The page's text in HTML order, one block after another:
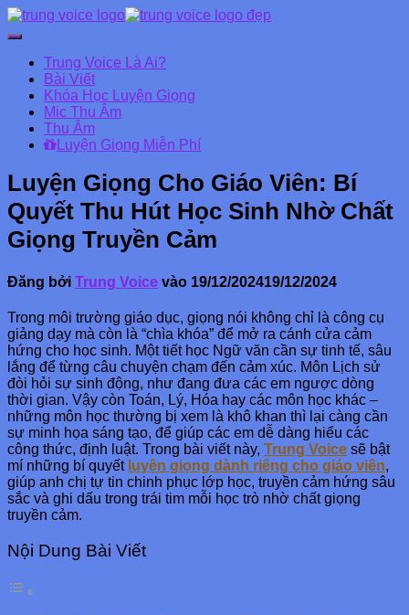
Chuyển
Danh
mục
chính
Trung Voice Là Ai?
Bài Viết
Khóa Học Luyện Giọng
Mic Thu Âm
Thu Âm
Luyện Giọng Miễn Phí
Luyện Giọng Cho Giáo Viên: Bí
Quyết Thu Hút Học Sinh Nhờ Chất
Giọng Truyền Cảm
Đăng bởi Trung Voice vào 19/12/202419/12/2024
Trong môi trường giáo dục, giọng nói không chỉ là công cụ
giảng dạy mà còn là “chìa khóa” để mở ra cánh cửa cảm
hứng cho học sinh. Một tiết học Ngữ văn cần sự tinh tế, sâu
lắng để từng câu chuyện chạm đến cảm xúc. Môn Lịch sử
đòi hỏi sự sinh động, như đang đưa các em ngược dòng
thời gian. Vậy còn Toán, Lý, Hóa hay các môn học khác –
những môn học thường bị xem là khô khan thì lại càng cần
sự minh họa sáng tạo, để giúp các em dễ dàng hiểu các
công thức, định luật. Trong bài viết này, Trung Voice sẽ bật
mí những bí quyết luyện giọng dành riêng cho giáo viên,
giúp anh chị tự tin chinh phục lớp học, truyền cảm hứng sâu
sắc và ghi dấu trong trái tim mỗi học trò nhờ chất giọng
truyền cảm.
Nội Dung Bài Viết